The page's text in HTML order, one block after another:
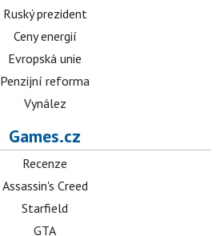
Ruský prezident
Ceny energií
Evropská unie
Penzijní reforma
Vynález
Games.cz
Recenze
Assassin's Creed
Starfield
GTA